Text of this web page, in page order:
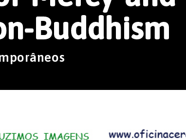
Buddhism